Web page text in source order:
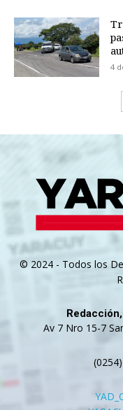
4
© 2024 - Todos los
Av 7 Nro 15-7